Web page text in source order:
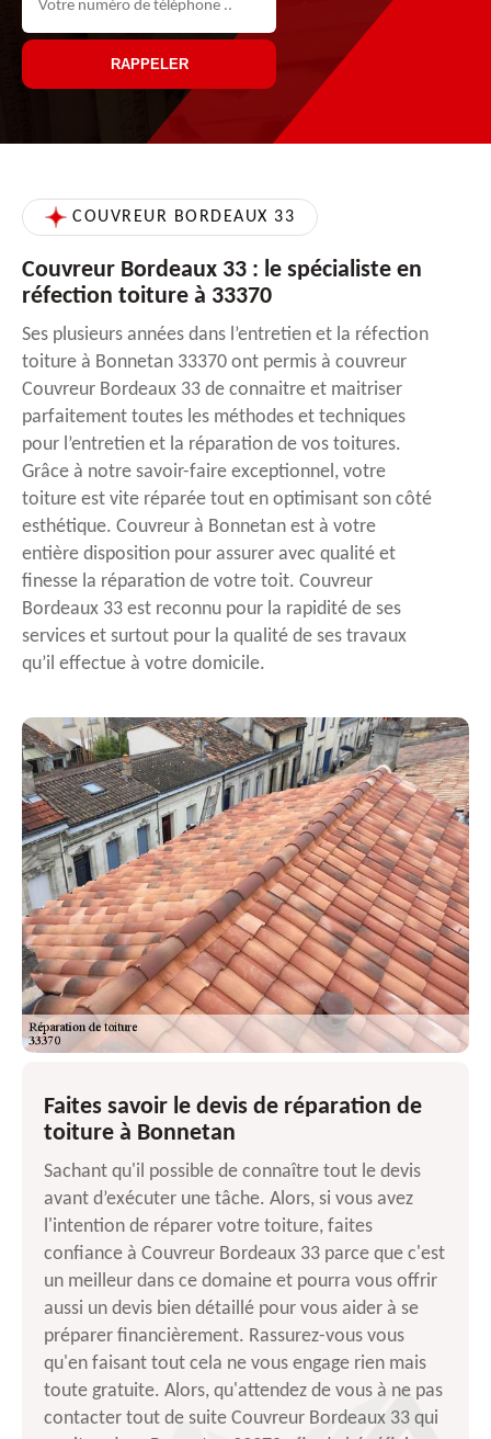
COUVREUR BORDEAUX 33
Couvreur Bordeaux 33 : le spécialiste en
réfection toiture à 33370
Ses plusieurs années dans l’entretien et la réfection
toiture à Bonnetan 33370 ont permis à couvreur
Couvreur Bordeaux 33 de connaitre et maitriser
parfaitement toutes les méthodes et techniques
pour l’entretien et la réparation de vos toitures.
Grâce à notre savoir-faire exceptionnel, votre
toiture est vite réparée tout en optimisant son côté
esthétique. Couvreur à Bonnetan est à votre
entière disposition pour assurer avec qualité et
finesse la réparation de votre toit. Couvreur
Bordeaux 33 est reconnu pour la rapidité de ses
services et surtout pour la qualité de ses travaux
qu’il effectue à votre domicile.
Faites savoir le devis de réparation de
toiture à Bonnetan
Sachant qu'il possible de connaître tout le devis
avant d’exécuter une tâche. Alors, si vous avez
l'intention de réparer votre toiture, faites
confiance à Couvreur Bordeaux 33 parce que c'est
un meilleur dans ce domaine et pourra vous offrir
aussi un devis bien détaillé pour vous aider à se
préparer financièrement. Rassurez-vous vous
qu'en faisant tout cela ne vous engage rien mais
toute gratuite. Alors, qu'attendez de vous à ne pas
contacter tout de suite Couvreur Bordeaux 33 qui